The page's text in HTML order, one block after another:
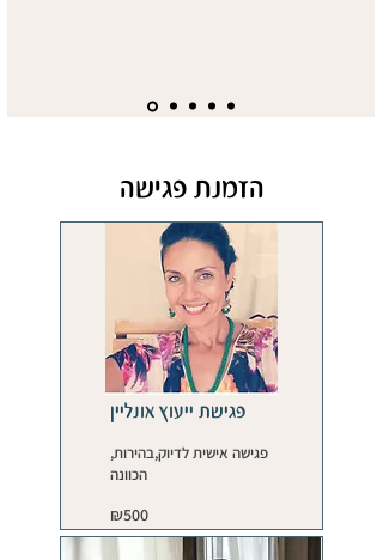
הזמנת פגישה
פגישת ייעוץ אונליין
פגישה אישית לדיוק,בהירות,
הכוונה
new
shekels
₪500